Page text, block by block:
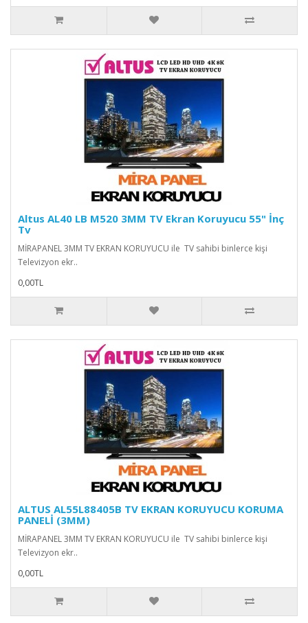
Altus AL40 LB M520 3MM TV Ekran Koruyucu 55" İnç
Tv
MİRAPANEL 3MM TV EKRAN KORUYUCU ile TV sahibi binlerce kişi
Televizyon ekr..
0,00TL
ALTUS AL55L88405B TV EKRAN KORUYUCU KORUMA
PANELİ (3MM)
MİRAPANEL 3MM TV EKRAN KORUYUCU ile TV sahibi binlerce kişi
Televizyon ekr..
0,00TL